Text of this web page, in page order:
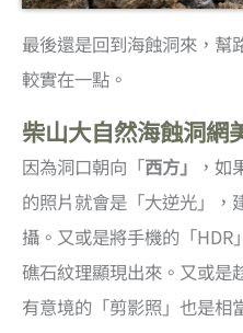
最後還是回到海蝕洞來，幫
較實在一點。
柴山大自然海蝕洞網
因為洞口朝向「西方」
，如
的照片就會是「大逆光」，
攝。又或是將手機的「
礁石紋理顯現出來。又或是
有意境的「剪影照」也是相